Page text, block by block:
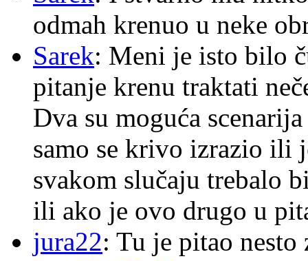
odmah krenuo u neke
Sarek: Meni je isto bilo
pitanje krenu traktati
Dva su moguća
samo se krivo izrazio ili
svakom slučaju trebalo
ili ako je ovo drugo u
jura22: Tu je pitao